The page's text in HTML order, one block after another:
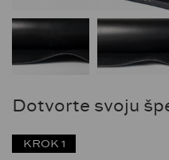
Dotvorte svoju
KROK 1